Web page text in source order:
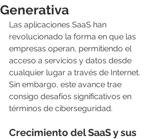
Generativa
Las aplicaciones SaaS han
revolucionado la forma en que las
empresas operan, permitiendo el
acceso a servicios y datos desde
cualquier lugar a través de Internet.
Sin embargo, este avance trae
consigo desafíos significativos en
términos de ciberseguridad.
Crecimiento del SaaS y sus